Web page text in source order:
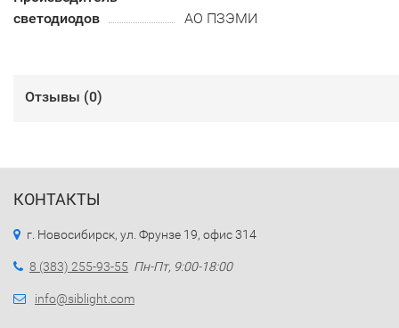
светодиодов
АО ПЗЭМИ
Отзывы (0)
КОНТАКТЫ
г. Новосибирск, ул. Фрунзе 19, офис 314
8 (383) 255-93-55 Пн-Пт, 9:00-18:00
info@siblight.com